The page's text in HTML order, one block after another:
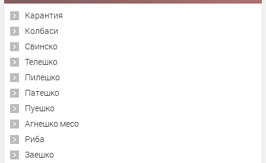
Карантия
Колбаси
Свинско
Телешко
Пилешко
Патешко
Пуешко
Агнешко месо
Риба
Заешко